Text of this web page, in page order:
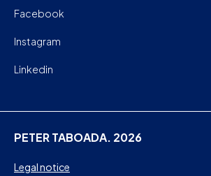
Facebook
Instagram
Linkedin
PETER TABOADA. 2026
Legal notice